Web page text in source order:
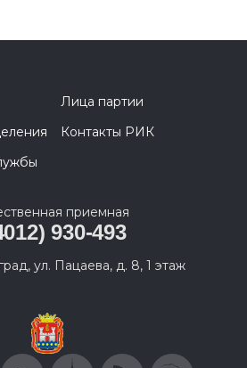
Лица партии
Контакты РИК
приемная
930-493
ул. Пацаева, д. 8, 1 этаж